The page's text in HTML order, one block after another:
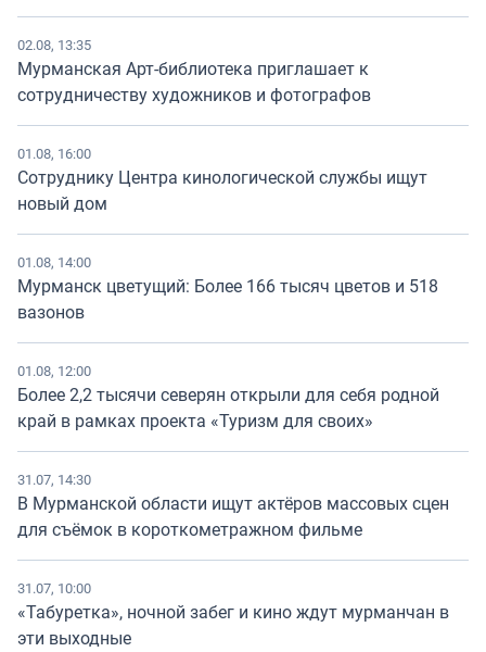
02.08, 13:35
Мурманская Арт-библиотека приглашает к
сотрудничеству художников и фотографов
01.08, 16:00
Сотруднику Центра кинологической службы ищут
новый дом
01.08, 14:00
Мурманск цветущий: Более 166 тысяч цветов и 518
вазонов
01.08, 12:00
Более 2,2 тысячи северян открыли для себя родной
край в рамках проекта «Туризм для своих»
31.07, 14:30
В Мурманской области ищут актёров массовых сцен
для съёмок в короткометражном фильме
31.07, 10:00
«Табуретка», ночной забег и кино ждут мурманчан в
эти выходные